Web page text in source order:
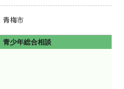
青梅市
少年総合相談